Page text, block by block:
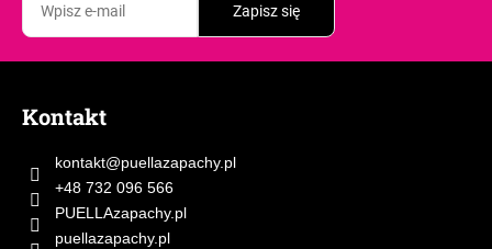
Zapisz się
Kontakt
kontakt@puellazapachy.pl
+48 732 096 566
PUELLAzapachy.pl
puellazapachy.pl